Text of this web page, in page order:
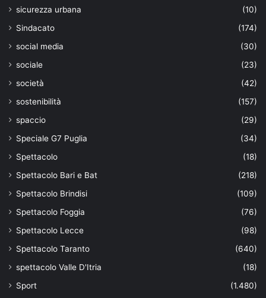
sicurezza urbana
(10)
Sindacato
(174)
social media
(30)
sociale
(23)
società
(42)
sostenibilità
(157)
spaccio
(29)
Speciale G7 Puglia
(34)
Spettacolo
(18)
Spettacolo Bari e Bat
(218)
Spettacolo Brindisi
(109)
Spettacolo Foggia
(76)
Spettacolo Lecce
(98)
Spettacolo Taranto
(640)
spettacolo Valle D'Itria
(18)
Sport
(1.480)